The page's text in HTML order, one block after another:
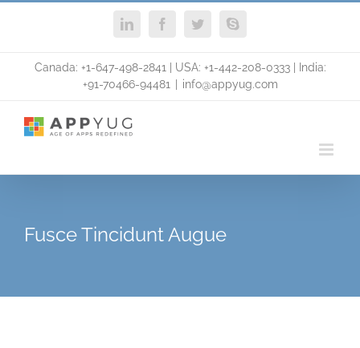
LinkedInFacebookTwitterSkype
Canada: +1-647-498-2841 | USA: +1-442-208-0333 | India:
+91-70466-94481
info@appyug.com
Fusce Tincidunt Augue